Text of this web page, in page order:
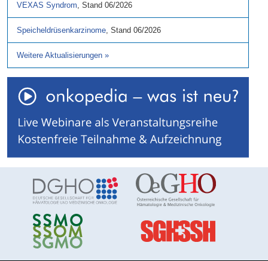
VEXAS Syndrom, Stand 06/2026
Speicheldrüsenkarzinome, Stand 06/2026
Weitere Aktualisierungen »